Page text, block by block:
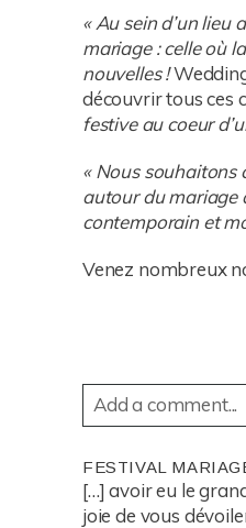
« Au sein d’un
mariage : celle où
nouvelles !
découvrir tous ces
festive au coeur
« Nous souhaitons
autour du mariage
contemporain et
Venez nombreux
Add a comment...
FESTIVAL
[…] avoir eu le
joie de vous